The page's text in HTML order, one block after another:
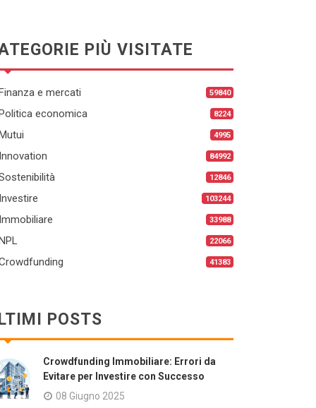
PIÙ VISITATE
e mercati 59840
economica 8224
4995
84992
12846
103244
33988
22066
41383
POSTS
Crowdfunding Immobiliare: Errori da
Evitare per Investire con Successo
08 Giugno 2025